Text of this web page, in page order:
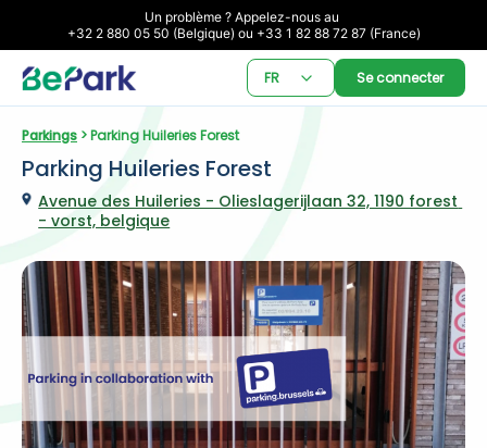
Un problème ? Appelez-nous au
+32 2 880 05 50 (Belgique) ou +33 1 82 88 72 87 (France)
FR Se connecter
Parkings > Parking Huileries Forest
Parking Huileries Forest
Avenue des Huileries - Olieslagerijlaan 32, 1190 forest
- vorst, belgique